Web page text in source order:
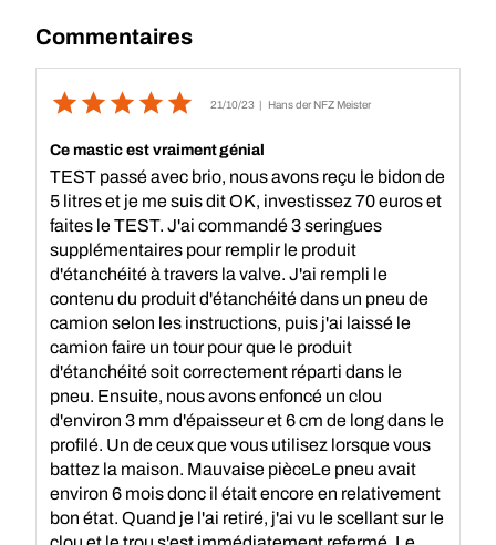
Commentaires
21/10/23 | Hans der NFZ Meister
Ce mastic est vraiment génial
TEST passé avec brio, nous avons reçu le bidon de
5 litres et je me suis dit OK, investissez 70 euros et
faites le TEST. J'ai commandé 3 seringues
supplémentaires pour remplir le produit
d'étanchéité à travers la valve. J'ai rempli le
contenu du produit d'étanchéité dans un pneu de
camion selon les instructions, puis j'ai laissé le
camion faire un tour pour que le produit
d'étanchéité soit correctement réparti dans le
pneu. Ensuite, nous avons enfoncé un clou
d'environ 3 mm d'épaisseur et 6 cm de long dans le
profilé. Un de ceux que vous utilisez lorsque vous
battez la maison. Mauvaise pièceLe pneu avait
environ 6 mois donc il était encore en relativement
bon état. Quand je l'ai retiré, j'ai vu le scellant sur le